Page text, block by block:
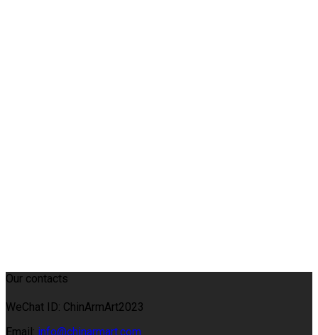
Our contacts
WeChat ID: ChinArmArt2023
Email: info@chinarmart.com